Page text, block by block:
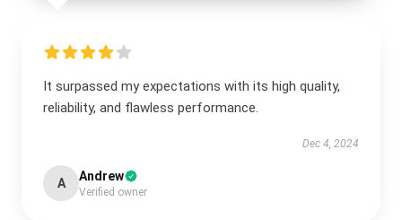
It surpassed my expectations with its high quality,
reliability, and flawless performance.
Dec 4, 2024
A Andrew
Verified owner